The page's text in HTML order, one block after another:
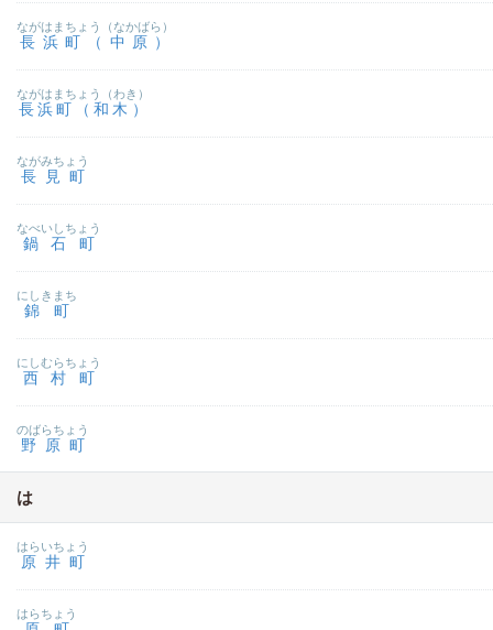
長浜町（中原）
ながはまちょう（なかばら）
長浜町（和木）
ながはまちょう（わき）
長見町
ながみちょう
鍋石町
なべいしちょう
錦町
にしきまち
西村町
にしむらちょう
野原町
のばらちょう
は
原井町
はらいちょう
はらちょう